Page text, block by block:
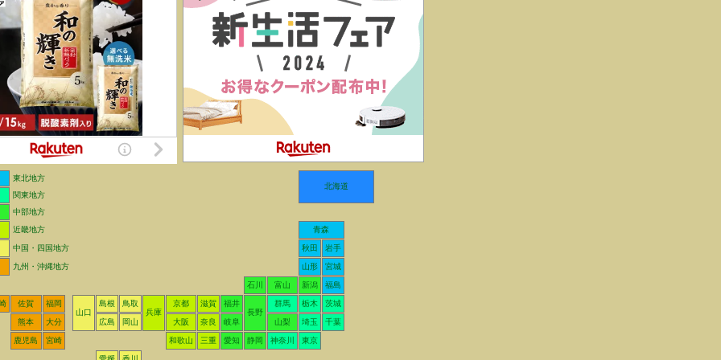
東北地方
北海道
関東地方
中部地方
近畿地方
青森
中国・四国地方 秋田 岩手
九州・沖縄地方 山形 宮城
石川 富山 新潟 福島
佐賀
福岡
山口
島根
鳥取
兵庫
京都 滋賀
福井
長野
群馬 栃木 茨城
熊本 大分 広島 岡山 大阪 奈良 岐阜 山梨 埼玉 千葉
鹿児島 宮崎 和歌山 三重 愛知 静岡 神奈川 東京